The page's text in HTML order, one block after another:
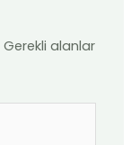
Gerekli alanlar